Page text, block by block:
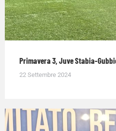
Primavera 3, Juve Stabia-
22 Settembre 2024